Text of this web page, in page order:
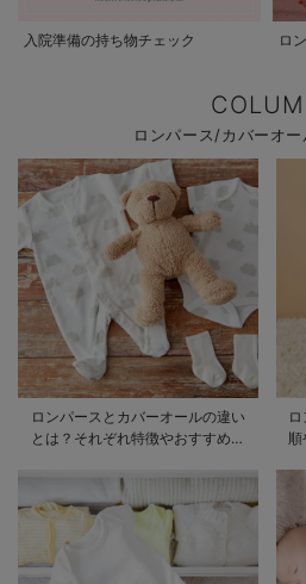
入院準備の持ち物チェック ロ
ロンパース/カバーオ
ロンパースとカバーオールの違い
とは？それぞれ特徴やおすすめ商